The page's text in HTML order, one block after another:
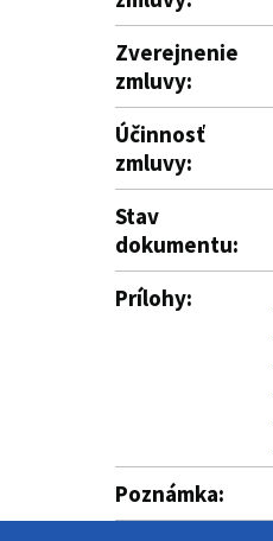
Zverejnenie
zmluvy:
Účinnosť
zmluvy:
Stav
dokumentu:
Prílohy:
Poznámka: